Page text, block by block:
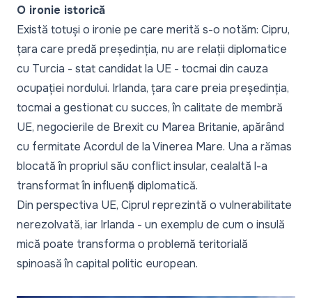
O ironie istorică
Există totuși o ironie pe care merită s-o notăm: Cipru,
țara care predă președinția, nu are relații diplomatice
cu Turcia - stat candidat la UE - tocmai din cauza
ocupației nordului. Irlanda, țara care preia președinția,
tocmai a gestionat cu succes, în calitate de membră
UE, negocierile de Brexit cu Marea Britanie, apărând
cu fermitate Acordul de la Vinerea Mare. Una a rămas
blocată în propriul său conflict insular, cealaltă l-a
transformat în influență diplomatică.
Din perspectiva UE, Ciprul reprezintă o vulnerabilitate
nerezolvată, iar Irlanda - un exemplu de cum o insulă
mică poate transforma o problemă teritorială
spinoasă în capital politic european.